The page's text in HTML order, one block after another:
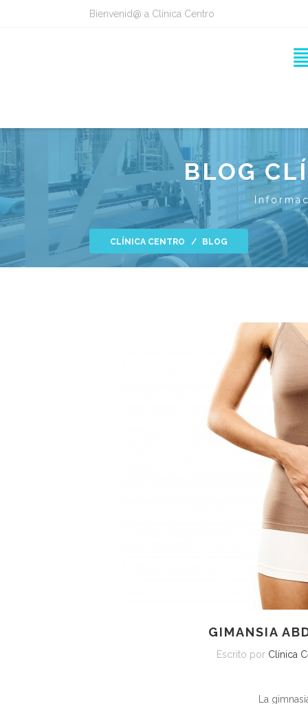
Bienvenid@ a Clínica Centro
BLOG
CLÍNICA CENTRO BLOG
GIMANSIA
Escrito por Clínica
La